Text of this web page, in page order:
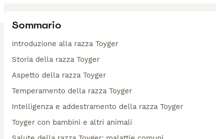
Sommario
Introduzione alla razza Toyger
Storia della razza Toyger
Aspetto della razza Toyger
Temperamento della razza Toyger
Intelligenza e addestramento della razza Toyger
Toyger con bambini e altri animali